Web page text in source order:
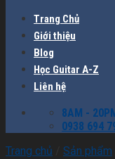
Trang Chủ
Giới thiệu
Blog
Học Guitar A-Z
Liên hệ
8AM -
0938 694
Trang chủ
Sản phẩm